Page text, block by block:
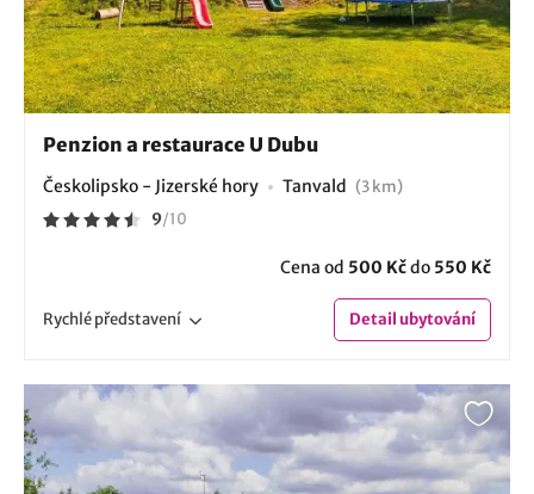
Penzion a restaurace U Dubu
Českolipsko - Jizerské hory Tanvald
(3 km)
9/10
Cena od 500 Kčdo 550 Kč
Rychlépředstavení Detailubytování